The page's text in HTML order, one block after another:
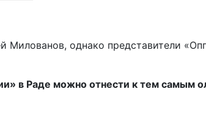
однако представители
в Раде можно отнести к тем самым